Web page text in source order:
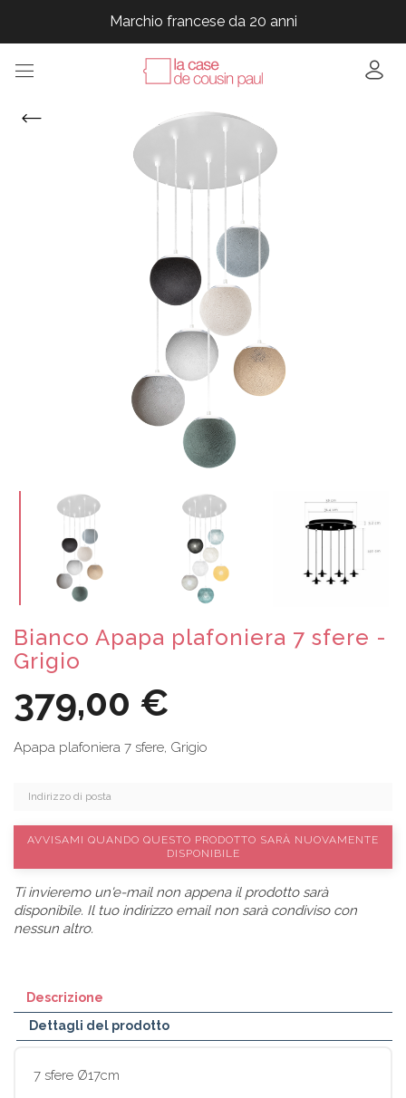
Marchio francese da 20 anni
Marchio francese da 20 anni
Marchio francese da 20 anni
Bianco Apapa plafoniera 7 sfere -
Grigio
379,00 €
Apapa plafoniera 7 sfere, Grigio
AVVISAMI QUANDO QUESTO PRODOTTO SARÀ NUOVAMENTE
DISPONIBILE
Ti invieremo un'e-mail non appena il prodotto sarà
disponibile. Il tuo indirizzo email non sarà condiviso con
nessun altro.
Descrizione
Dettagli del prodotto
7 sfere Ø17cm